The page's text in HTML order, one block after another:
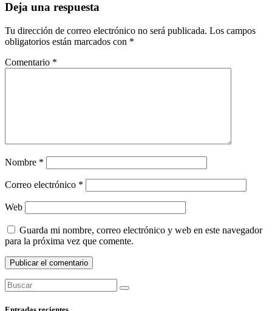
Deja una respuesta
Tu dirección de correo electrónico no será publicada. Los campos
obligatorios están marcados con *
Comentario *
Nombre *
Correo electrónico *
Web
Guarda mi nombre, correo electrónico y web en este navegador
para la próxima vez que comente.